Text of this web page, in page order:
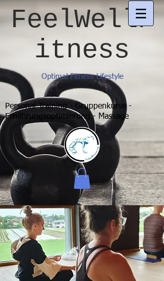
Optimal Fitness Lifestyle
FeelWellF
itness
Personal Training - Gruppenkurse -
Ernährungsoptimierung - Massage